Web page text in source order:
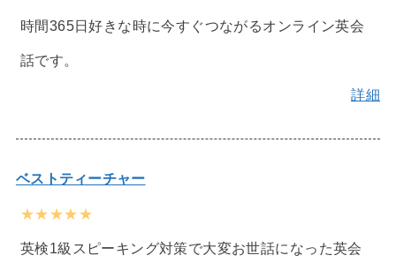
時間365日好きな時に今すぐつながるオンライン英会
話です。
詳細
ベストティーチャー
★★★★★
英検1級スピーキング対策で大変お世話になった英会